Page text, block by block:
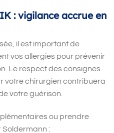
: vigilance accrue en
il est important de
vos allergies pour prévenir
Le respect des consignes
votre chirurgien contribuera
votre guérison.
ou prendre
: